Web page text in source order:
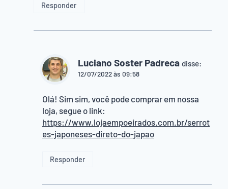
Responder
Luciano Soster Padreca disse:
12/07/2022 às 09:58
Olá! Sim sim, você pode comprar em nossa
loja, segue o link:
https://www.lojaempoeirados.com.br/serrot
es-japoneses-direto-do-japao
Responder